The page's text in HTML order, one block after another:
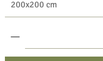
Product Quantity: Enter